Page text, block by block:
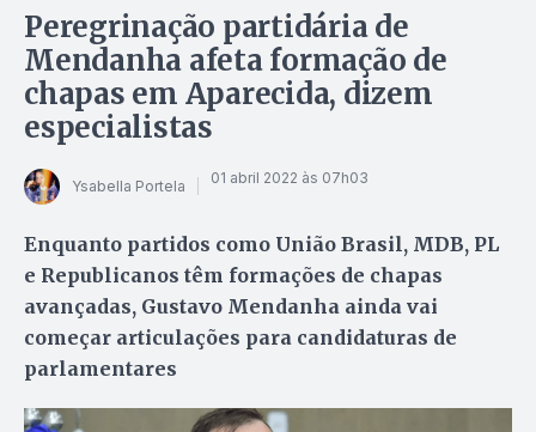
Peregrinação partidária de
Mendanha afeta formação de
chapas em Aparecida, dizem
especialistas
Ysabella Portela 01 abril 2022 às 07h03
Enquanto partidos como União Brasil, MDB, PL
e Republicanos têm formações de chapas
avançadas, Gustavo Mendanha ainda vai
começar articulações para candidaturas de
parlamentares